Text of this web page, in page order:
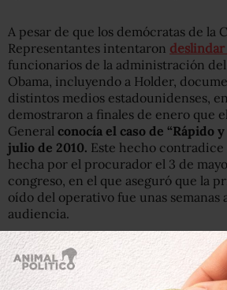
A pesar de que los demócratas de la
Representantes intentaron deslindar
funcionarios de la administración
Obama, incluyendo a Holder,
distintos medios estadounidenses,
demostraron a finales de enero que
General conocía el caso de “Rápido
julio de 2010. Este hecho
hecha por el procurador el 3 de
congreso, en el que aseguró que la
oído del operativo fue unas semanas
audiencia.
A mediados de febrero, el presidente
Representantes estadounidense,